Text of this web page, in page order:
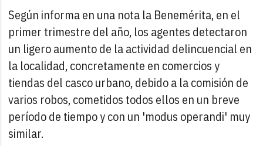
Según informa en una nota la Benemérita, en el
primer trimestre del año, los agentes detectaron
un ligero aumento de la actividad delincuencial en
la localidad, concretamente en comercios y
tiendas del casco urbano, debido a la comisión de
varios robos, cometidos todos ellos en un breve
período de tiempo y con un 'modus operandi' muy
similar.